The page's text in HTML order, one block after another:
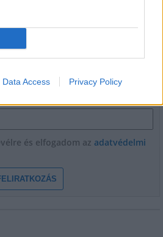
Data Access Privacy Policy
és elfogadom az adatvédelmi